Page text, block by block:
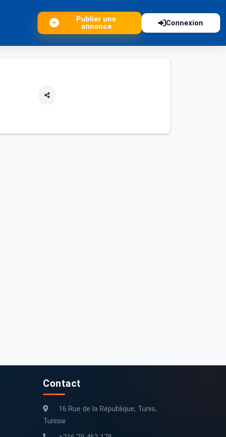
Publier une
annonce
Connexion
Contact
16 Rue de la République, Tunis,
Tunisie